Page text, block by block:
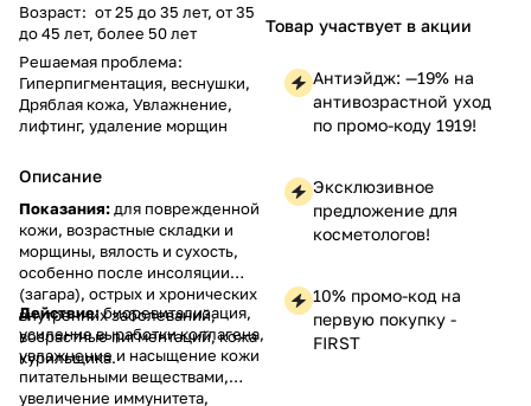
Возраст: от 25 до 35 лет, от 35
до 45 лет, более 50 лет
Решаемая проблема:
Гиперпигментация, веснушки,
Дряблая кожа, Увлажнение,
лифтинг, удаление морщин
Описание
Показания: для поврежденной
кожи, возрастные складки и
морщины, вялость и сухость,
особенно после инсоляции
(загара), острых и хронических
внутренних заболеваний,
возрастные пигментаций, кожа
курильщика.
Действие:биоревитализация,
усиление выработки коллагена,
увлажнение и насыщение кожи
питательными веществами,
увеличение иммунитета,
Товар участвует в акции
Антиэйдж: —19% на
антивозрастной уход
по промо-коду 1919!
Эксклюзивное
предложение для
косметологов!
10% промо-код на
первую покупку -
FIRST